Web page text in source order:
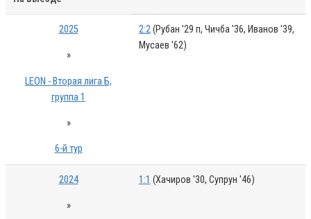
2025
»
LEON - Вторая лига Б,
группа 1
»
6-й тур
2:2(Рубан '29 п, Чичба '36, Иванов '39,
Мусаев '62)
2024
»
1:1 (Хачиров '30, Супрун '46)